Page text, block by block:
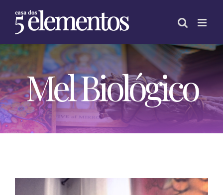
content
Mel Biológico